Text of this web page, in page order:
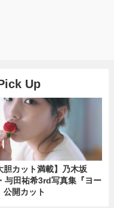
Up
胆カット満載】乃木坂
与田祐希3rd写真集『ヨー
公開カット